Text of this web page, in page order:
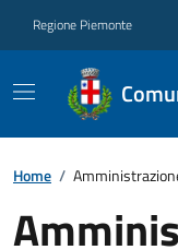
Regione Piemonte
Home /